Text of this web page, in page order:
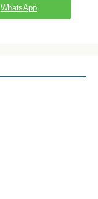
WhatsApp